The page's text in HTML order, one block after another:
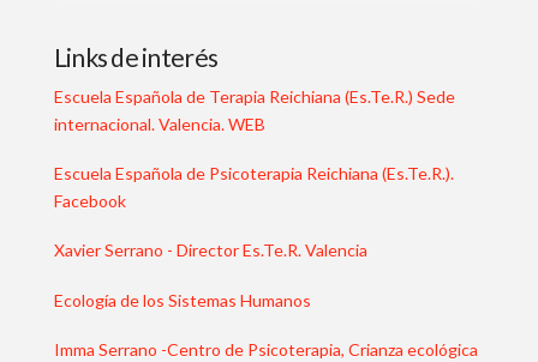
Links de interés
Escuela Española de Terapia Reichiana (Es.Te.R.) Sede
internacional. Valencia. WEB
Escuela Española de Psicoterapia Reichiana (Es.Te.R.).
Facebook
Xavier Serrano - Director Es.Te.R. Valencia
Ecología de los Sistemas Humanos
Imma Serrano -Centro de Psicoterapia, Crianza ecológica